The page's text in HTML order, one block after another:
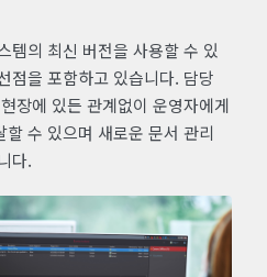
템의 최신 버전을 사용할 수 있
점을 포함하고 있습니다. 담당
장에 있든 관계없이 운영자에게
수 있으며 새로운 문서 관리
다.